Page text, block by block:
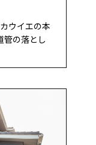
ウイエの本
管の落とし